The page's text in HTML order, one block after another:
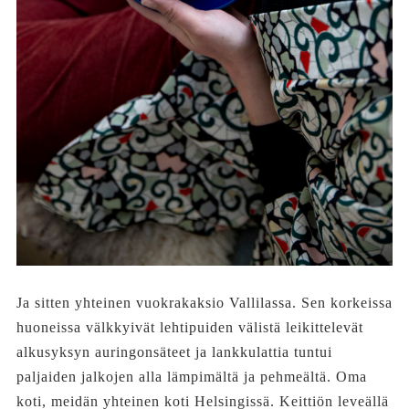
Ja sitten yhteinen vuokrakaksio Vallilassa. Sen korkeissa
huoneissa välkkyivät lehtipuiden välistä leikittelevät
alkusyksyn auringonsäteet ja lankkulattia tuntui
paljaiden jalkojen alla lämpimältä ja pehmeältä. Oma
koti, meidän yhteinen koti Helsingissä. Keittiön leveällä